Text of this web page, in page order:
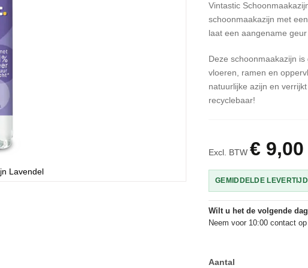
Vintastic
schoonmaakazijn met
laat een aangename geur
Deze schoonmaakazijn
vloeren, ramen en
natuurlijke azijn en
recyclebaar!
Excl. BTW € 9,00
GEMIDDELDE
Wilt u het de volgende
Neem voor 10:00 contact
Aantal
Lavendel